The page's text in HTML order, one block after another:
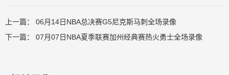
上一篇： 06月14日NBA总决赛G5尼克斯马刺全场录像
下一篇： 07月07日NBA夏季联赛加州经典赛热火勇士全场录像